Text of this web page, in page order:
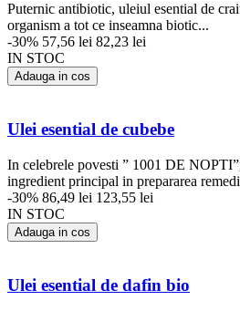
Puternic antibiotic, uleiul esential de
organism a tot ce inseamna biotic...
-30% 57,56 lei 82,23 lei
IN STOC
Adauga in cos
Ulei esential de cubebe
In celebrele povesti ” 1001 DE
ingredient principal in prepararea
-30% 86,49 lei 123,55 lei
IN STOC
Adauga in cos
Ulei esential de dafin bio